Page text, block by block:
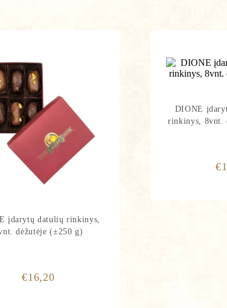
įdarytų datulių rinkinys,
dėžutėje (±250 g)
€16,20
DIONE
rinkinys, 8vnt.
€
renkami ir tvarkomi, siekiant įvertinti Jūsų
Užpildydami šią formą, Jūs sutinkate kad